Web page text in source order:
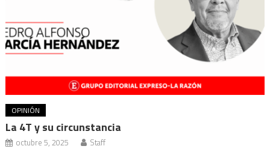
OPINIÓN
La 4T y su circunstancia
octubre 5, 2025 Staff